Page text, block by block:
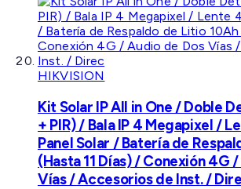
HIKVISION
Kit Solar IP All in One / Doble
+ PIR) / Bala IP 4 Megapixel /
Panel Solar / Batería de
(Hasta 11 Días) / Conexión 4G
Vías / Accesorios de Inst. /